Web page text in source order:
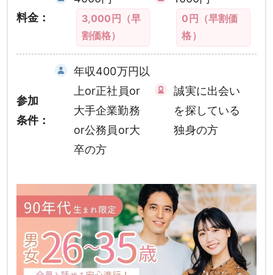
料金：
3,000円（早
割価格）
0円（早割価
格）
参加
条件：
年収400万円以
上or正社員or
大手企業勤務
or公務員or大
卒の方
誠実に出会い
を探している
独身の方